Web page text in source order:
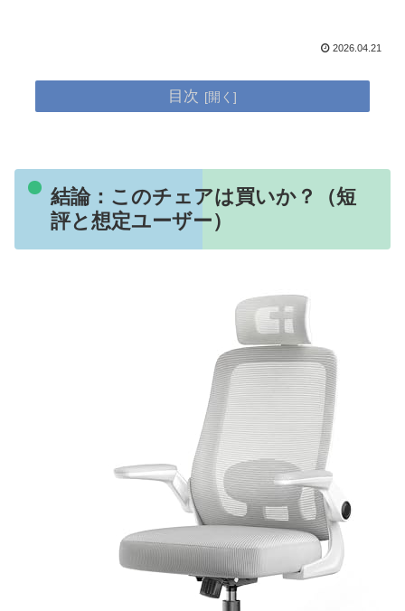
2026.04.21
目次
結論：このチェアは買いか？（短
評と想定ユーザー）